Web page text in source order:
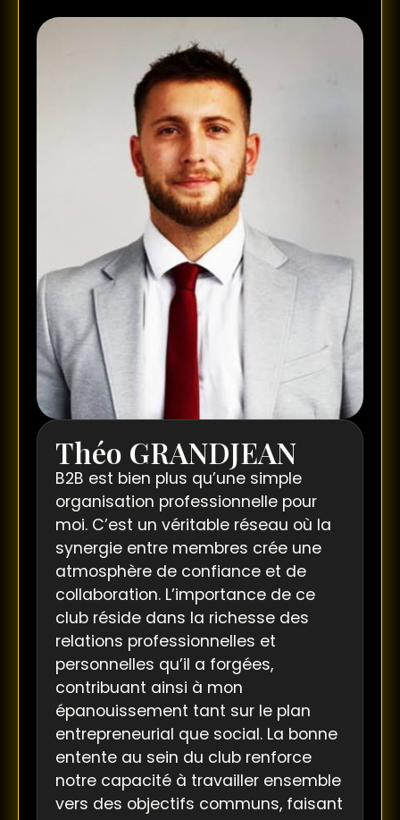
Théo GRANDJEAN
B2B est bien plus qu’une simple
organisation professionnelle pour
moi. C’est un véritable réseau où la
synergie entre membres crée une
atmosphère de confiance et de
collaboration. L’importance de ce
club réside dans la richesse des
relations professionnelles et
personnelles qu’il a forgées,
contribuant ainsi à mon
épanouissement tant sur le plan
entrepreneurial que social. La bonne
entente au sein du club renforce
notre capacité à travailler ensemble
vers des objectifs communs, faisant